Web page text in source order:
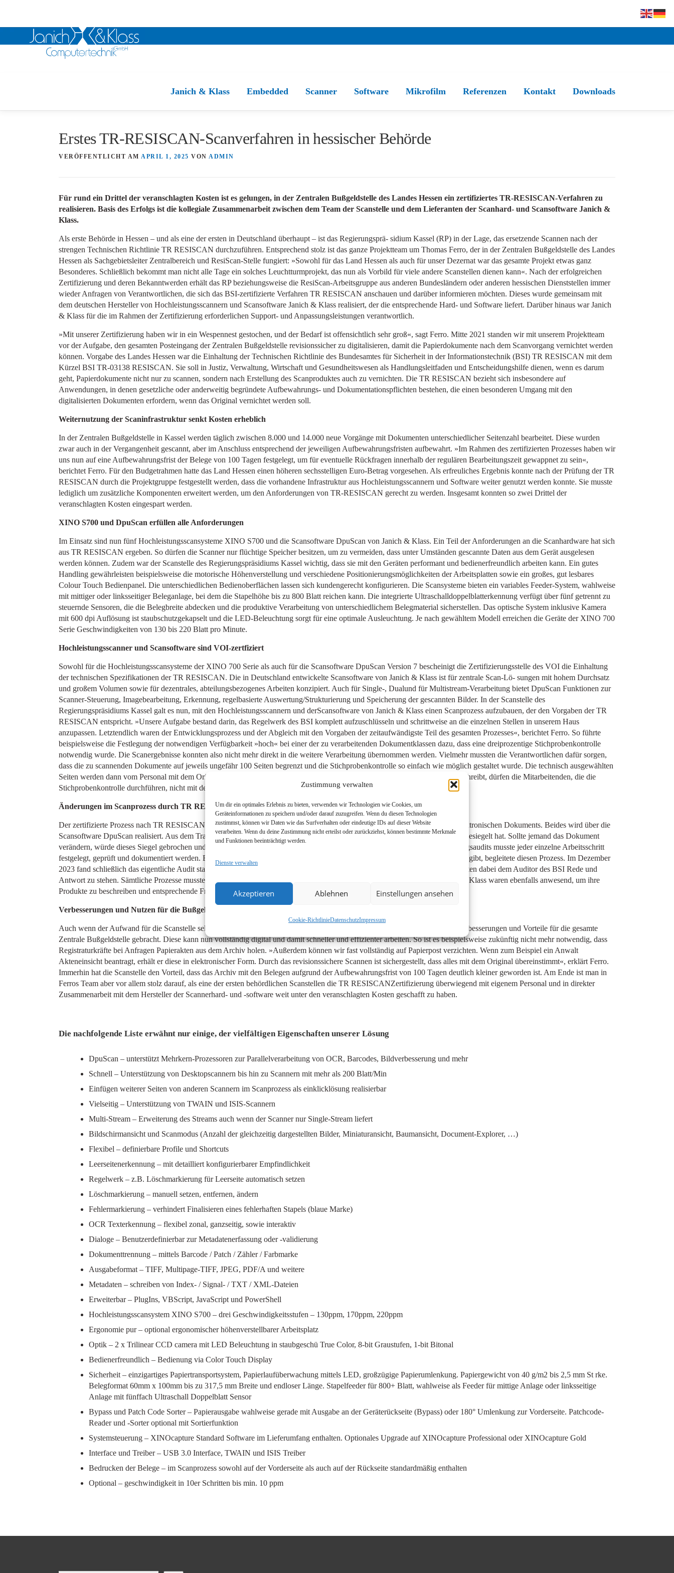
Zustimmung verwalten
Um dir ein optimales Erlebnis zu bieten, verwenden wir Technologien wie Cookies, um
Geräteinformationen zu speichern und/oder darauf zuzugreifen. Wenn du diesen Technologien
zustimmst, können wir Daten wie das Surfverhalten oder eindeutige IDs auf dieser Website
verarbeiten. Wenn du deine Zustimmung nicht erteilst oder zurückziehst, können bestimmte Merkmale
und Funktionen beeinträchtigt werden.
Dienste verwalten
Akzeptieren Ablehnen Einstellungen ansehen
Cookie-RichtlinieDatenschutzImpressum
Janich & Klass Embedded Scanner Software Mikrofilm Referenzen Kontakt Downloads
Erstes TR-RESISCAN-Scanverfahren in hessischer Behörde
VERÖFFENTLICHT AM APRIL 1, 2025 VON ADMIN
Für rund ein Drittel der veranschlagten Kosten ist es gelungen, in der Zentralen Bußgeldstelle des Landes Hessen ein zertifiziertes TR-RESISCAN-Verfahren zu
realisieren. Basis des Erfolgs ist die kollegiale Zusammenarbeit zwischen dem Team der Scanstelle und dem Lieferanten der Scanhard- und Scansoftware Janich &
Klass.
Als erste Behörde in Hessen – und als eine der ersten in Deutschland überhaupt – ist das Regierungsprä- sidium Kassel (RP) in der Lage, das ersetzende Scannen nach der
strengen Technischen Richtlinie TR RESISCAN durchzuführen. Entsprechend stolz ist das ganze Projektteam um Thomas Ferro, der in der Zentralen Bußgeldstelle des Landes
Hessen als Sachgebietsleiter Zentralbereich und ResiScan-Stelle fungiert: »Sowohl für das Land Hessen als auch für unser Dezernat war das gesamte Projekt etwas ganz
Besonderes. Schließlich bekommt man nicht alle Tage ein solches Leuchtturmprojekt, das nun als Vorbild für viele andere Scanstellen dienen kann«. Nach der erfolgreichen
Zertifizierung und deren Bekanntwerden erhält das RP beziehungsweise die ResiScan-Arbeitsgruppe aus anderen Bundesländern oder anderen hessischen Dienststellen immer
wieder Anfragen von Verantwortlichen, die sich das BSI-zertifizierte Verfahren TR RESISCAN anschauen und darüber informieren möchten. Dieses wurde gemeinsam mit
dem deutschen Hersteller von Hochleistungsscannern und Scansoftware Janich & Klass realisiert, der die entsprechende Hard- und Software liefert. Darüber hinaus war Janich
& Klass für die im Rahmen der Zertifizierung erforderlichen Support- und Anpassungsleistungen verantwortlich.
»Mit unserer Zertifizierung haben wir in ein Wespennest gestochen, und der Bedarf ist offensichtlich sehr groß«, sagt Ferro. Mitte 2021 standen wir mit unserem Projektteam
vor der Aufgabe, den gesamten Posteingang der Zentralen Bußgeldstelle revisionssicher zu digitalisieren, damit die Papierdokumente nach dem Scanvorgang vernichtet werden
können. Vorgabe des Landes Hessen war die Einhaltung der Technischen Richtlinie des Bundesamtes für Sicherheit in der Informationstechnik (BSI) TR RESISCAN mit dem
Kürzel BSI TR-03138 RESISCAN. Sie soll in Justiz, Verwaltung, Wirtschaft und Gesundheitswesen als Handlungsleitfaden und Entscheidungshilfe dienen, wenn es darum
geht, Papierdokumente nicht nur zu scannen, sondern nach Erstellung des Scanproduktes auch zu vernichten. Die TR RESISCAN bezieht sich insbesondere auf
Anwendungen, in denen gesetzliche oder anderweitig begründete Aufbewahrungs- und Dokumentationspflichten bestehen, die einen besonderen Umgang mit den
digitalisierten Dokumenten erfordern, wenn das Original vernichtet werden soll.
Weiternutzung der Scaninfrastruktur senkt Kosten erheblich
In der Zentralen Bußgeldstelle in Kassel werden täglich zwischen 8.000 und 14.000 neue Vorgänge mit Dokumenten unterschiedlicher Seitenzahl bearbeitet. Diese wurden
zwar auch in der Vergangenheit gescannt, aber im Anschluss entsprechend der jeweiligen Aufbewahrungsfristen aufbewahrt. »Im Rahmen des zertifizierten Prozesses haben wir
uns nun auf eine Aufbewahrungsfrist der Belege von 100 Tagen festgelegt, um für eventuelle Rückfragen innerhalb der regulären Bearbeitungszeit gewappnet zu sein«,
berichtet Ferro. Für den Budgetrahmen hatte das Land Hessen einen höheren sechsstelligen Euro-Betrag vorgesehen. Als erfreuliches Ergebnis konnte nach der Prüfung der TR
RESISCAN durch die Projektgruppe festgestellt werden, dass die vorhandene Infrastruktur aus Hochleistungsscannern und Software weiter genutzt werden konnte. Sie musste
lediglich um zusätzliche Komponenten erweitert werden, um den Anforderungen von TR-RESISCAN gerecht zu werden. Insgesamt konnten so zwei Drittel der
veranschlagten Kosten eingespart werden.
XINO S700 und DpuScan erfüllen alle Anforderungen
Im Einsatz sind nun fünf Hochleistungsscansysteme XINO S700 und die Scansoftware DpuScan von Janich & Klass. Ein Teil der Anforderungen an die Scanhardware hat sich
aus TR RESISCAN ergeben. So dürfen die Scanner nur flüchtige Speicher besitzen, um zu vermeiden, dass unter Umständen gescannte Daten aus dem Gerät ausgelesen
werden können. Zudem war der Scanstelle des Regierungspräsidiums Kassel wichtig, dass sie mit den Geräten performant und bedienerfreundlich arbeiten kann. Ein gutes
Handling gewährleisten beispielsweise die motorische Höhenverstellung und verschiedene Positionierungsmöglichkeiten der Arbeitsplatten sowie ein großes, gut lesbares
Colour Touch Bedienpanel. Die unterschiedlichen Bedienoberflächen lassen sich kundengerecht konfigurieren. Die Scansysteme bieten ein variables Feeder-System, wahlweise
mit mittiger oder linksseitiger Beleganlage, bei dem die Stapelhöhe bis zu 800 Blatt reichen kann. Die integrierte Ultraschalldoppelblatterkennung verfügt über fünf getrennt zu
steuernde Sensoren, die die Belegbreite abdecken und die produktive Verarbeitung von unterschiedlichem Belegmaterial sicherstellen. Das optische System inklusive Kamera
mit 600 dpi Auflösung ist staubschutzgekapselt und die LED-Beleuchtung sorgt für eine optimale Ausleuchtung. Je nach gewähltem Modell erreichen die Geräte der XINO 700
Serie Geschwindigkeiten von 130 bis 220 Blatt pro Minute.
Hochleistungsscanner und Scansoftware sind VOI-zertfiziert
Sowohl für die Hochleistungsscansysteme der XINO 700 Serie als auch für die Scansoftware DpuScan Version 7 bescheinigt die Zertifizierungsstelle des VOI die Einhaltung
der technischen Spezifikationen der TR RESISCAN. Die in Deutschland entwickelte Scansoftware von Janich & Klass ist für zentrale Scan-Lö- sungen mit hohem Durchsatz
und großem Volumen sowie für dezentrales, abteilungsbezogenes Arbeiten konzipiert. Auch für Single-, Dualund für Multistream-Verarbeitung bietet DpuScan Funktionen zur
Scanner-Steuerung, Imagebearbeitung, Erkennung, regelbasierte Auswertung/Strukturierung und Speicherung der gescannten Bilder. In der Scanstelle des
Regierungspräsidiums Kassel galt es nun, mit den Hochleistungsscannern und derScansoftware von Janich & Klass einen Scanprozess aufzubauen, der den Vorgaben der TR
RESISCAN entspricht. »Unsere Aufgabe bestand darin, das Regelwerk des BSI komplett aufzuschlüsseln und schrittweise an die einzelnen Stellen in unserem Haus
anzupassen. Letztendlich waren der Entwicklungsprozess und der Abgleich mit den Vorgaben der zeitaufwändigste Teil des gesamten Prozesses«, berichtet Ferro. So führte
beispielsweise die Festlegung der notwendigen Verfügbarkeit »hoch« bei einer der zu verarbeitenden Dokumentklassen dazu, dass eine dreiprozentige Stichprobenkontrolle
notwendig wurde. Die Scanergebnisse konnten also nicht mehr direkt in die weitere Verarbeitung übernommen werden. Vielmehr mussten die Verantwortlichen dafür sorgen,
dass die zu scannenden Dokumente auf jeweils ungefähr 100 Seiten begrenzt und die Stichprobenkontrolle so einfach wie möglich gestaltet wurde. Die technisch ausgewählten
Seiten werden dann vom Personal mit dem Original verglichen. Da das TR-RESISCAN-Verfahren ein Vier-Augen-Prinzip vorschreibt, dürfen die Mitarbeitenden, die die
Stichprobenkontrolle durchführen, nicht mit den Mitarbeitenden identisch sein, die den Scanvorgang durchführen.
Änderungen im Scanprozess durch TR RESISCAN
Der zertifizierte Prozess nach TR RESISCAN bedingt nun auch das Mitliefern eines Transfervermerks und die Siegelung des elektronischen Dokuments. Beides wird über die
Scansoftware DpuScan realisiert. Aus dem Transfervermerk geht beispielsweise hervor, wer das Dokument gescannt und wer es gesiegelt hat. Sollte jemand das Dokument
verändern, würde dieses Siegel gebrochen und der Transfervermerk seine Gültigkeit verlieren. Zur Vorbereitung des Zertifizierungsaudits musste jeder einzelne Arbeitsschritt
festgelegt, geprüft und dokumentiert werden. Ein zertifizierungsberechtigter Berater, von denen es derzeit nur vier in Deutschland gibt, begleitete diesen Prozess. Im Dezember
2023 fand schließlich das eigentliche Audit statt, das fünf Arbeitstage in Anspruch nahm. Ferro erinnert sich: »Alle Beteiligten hatten dabei dem Auditor des BSI Rede und
Antwort zu stehen. Sämtliche Prozesse mussten mündlich beschrieben und praktisch demonstriert werden. Vertreter von Janich & Klass waren ebenfalls anwesend, um ihre
Produkte zu beschreiben und entsprechende Fragen zu beantworten.«
Verbesserungen und Nutzen für die Bußgeldstelle
Auch wenn der Aufwand für die Scanstelle selbst eher etwas höher geworden ist, hat der zertifizierte TRRESISCAN-Prozess Verbesserungen und Vorteile für die gesamte
Zentrale Bußgeldstelle gebracht. Diese kann nun vollständig digital und damit schneller und effizienter arbeiten. So ist es beispielsweise zukünftig nicht mehr notwendig, dass
Registraturkräfte bei Anfragen Papierakten aus dem Archiv holen. »Außerdem können wir fast vollständig auf Papierpost verzichten. Wenn zum Beispiel ein Anwalt
Akteneinsicht beantragt, erhält er diese in elektronischer Form. Durch das revisionssichere Scannen ist sichergestellt, dass alles mit dem Original übereinstimmt«, erklärt Ferro.
Immerhin hat die Scanstelle den Vorteil, dass das Archiv mit den Belegen aufgrund der Aufbewahrungsfrist von 100 Tagen deutlich kleiner geworden ist. Am Ende ist man in
Ferros Team aber vor allem stolz darauf, als eine der ersten behördlichen Scanstellen die TR RESISCANZertifizierung überwiegend mit eigenem Personal und in direkter
Zusammenarbeit mit dem Hersteller der Scannerhard- und -software weit unter den veranschlagten Kosten geschafft zu haben.
Die nachfolgende Liste erwähnt nur einige, der vielfältigen Eigenschaften unserer Lösung
DpuScan – unterstützt Mehrkern-Prozessoren zur Parallelverarbeitung von OCR, Barcodes, Bildverbesserung und mehr
Schnell – Unterstützung von Desktopscannern bis hin zu Scannern mit mehr als 200 Blatt/Min
Einfügen weiterer Seiten von anderen Scannern im Scanprozess als einklicklösung realisierbar
Vielseitig – Unterstützung von TWAIN und ISIS-Scannern
Multi-Stream – Erweiterung des Streams auch wenn der Scanner nur Single-Stream liefert
Bildschirmansicht und Scanmodus (Anzahl der gleichzeitig dargestellten Bilder, Miniaturansicht, Baumansicht, Document-Explorer, …)
Flexibel – definierbare Profile und Shortcuts
Leerseitenerkennung – mit detailliert konfigurierbarer Empfindlichkeit
Regelwerk – z.B. Löschmarkierung für Leerseite automatisch setzen
Löschmarkierung – manuell setzen, entfernen, ändern
Fehlermarkierung – verhindert Finalisieren eines fehlerhaften Stapels (blaue Marke)
OCR Texterkennung – flexibel zonal, ganzseitig, sowie interaktiv
Dialoge – Benutzerdefinierbar zur Metadatenerfassung oder -validierung
Dokumenttrennung – mittels Barcode / Patch / Zähler / Farbmarke
Ausgabeformat – TIFF, Multipage-TIFF, JPEG, PDF/A und weitere
Metadaten – schreiben von Index- / Signal- / TXT / XML-Dateien
Erweiterbar – PlugIns, VBScript, JavaScript und PowerShell
Hochleistungsscansystem XINO S700 – drei Geschwindigkeitsstufen – 130ppm, 170ppm, 220ppm
Ergonomie pur– optional ergonomischer höhenverstellbarer Arbeitsplatz
Optik – 2 x Trilinear CCD camera mit LED Beleuchtung in staubgeschü True Color, 8-bit Graustufen, 1-bit Bitonal
Bedienerfreundlich – Bedienung via Color Touch Display
Sicherheit – einzigartiges Papiertransportsystem, Papierlaufüberwachung mittels LED, großzügige Papierumlenkung. Papiergewicht von 40 g/m2 bis 2,5 mm St rke.
Belegformat 60mm x 100mm bis zu 317,5 mm Breite und endloser Länge. Stapelfeeder für 800+ Blatt, wahlweise als Feeder für mittige Anlage oder linksseitige
Anlage mit fünffach Ultraschall Doppelblatt Sensor
Bypass und Patch Code Sorter– Papierausgabe wahlweise gerade mit Ausgabe an der Geräterückseite (Bypass) oder 180° Umlenkung zur Vorderseite. Patchcode-
Reader und -Sorter optional mit Sortierfunktion
Systemsteuerung – XINOcapture Standard Software im Lieferumfang enthalten. Optionales Upgrade auf XINOcapture Professional oder XINOcapture Gold
Interface und Treiber– USB 3.0 Interface, TWAIN und ISIS Treiber
Bedrucken der Belege – im Scanprozess sowohl auf der Vorderseite als auch auf der Rückseite standardmäßig enthalten
Optional – geschwindigkeit in 10er Schritten bis min. 10 ppm